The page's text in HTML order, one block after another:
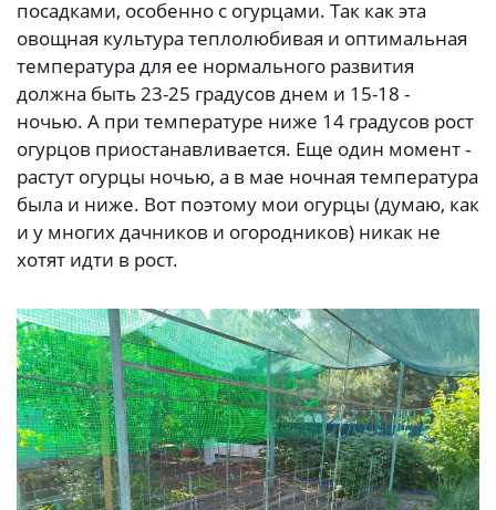
посадками, особенно с огурцами. Так как эта
овощная культура теплолюбивая и оптимальная
температура для ее нормального развития
должна быть 23-25 градусов днем и 15-18 -
ночью. А при температуре ниже 14 градусов рост
огурцов приостанавливается. Еще один момент -
растут огурцы ночью, а в мае ночная температура
была и ниже. Вот поэтому мои огурцы (думаю, как
и у многих дачников и огородников) никак не
хотят идти в рост.